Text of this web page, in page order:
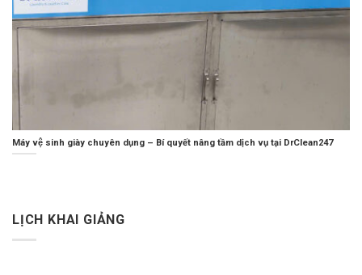
Máy vệ sinh giày chuyên dụng – Bí quyết nâng tầm dịch vụ tại DrClean247
LỊCH KHAI GIẢNG